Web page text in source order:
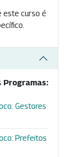
este curso é
Programas:
Gestores
Prefeitos